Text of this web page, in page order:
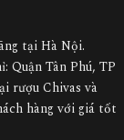
tại Hà Nội.
Quận Tân Phú, TP
rượu Chivas và
hàng với giá tốt